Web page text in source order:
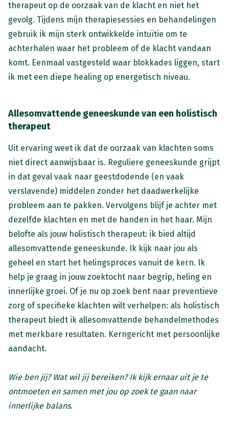
therapeut op de oorzaak van de klacht en niet het
gevolg. Tijdens mijn therapiesessies en behandelingen
gebruik ik mijn sterk ontwikkelde intuïtie om te
achterhalen waar het probleem of de klacht vandaan
komt. Eenmaal vastgesteld waar blokkades liggen, start
ik met een diepe healing op energetisch niveau.
Allesomvattende geneeskunde van een holistisch
therapeut
Uit ervaring weet ik dat de oorzaak van klachten soms
niet direct aanwijsbaar is. Reguliere geneeskunde grijpt
in dat geval vaak naar geestdodende (en vaak
verslavende) middelen zonder het daadwerkelijke
probleem aan te pakken. Vervolgens blijf je achter met
dezelfde klachten en met de handen in het haar. Mijn
belofte als jouw holistisch therapeut: ik bied altijd
allesomvattende geneeskunde. Ik kijk naar jou als
geheel en start het helingsproces vanuit de kern. Ik
help je graag in jouw zoektocht naar begrip, heling en
innerlijke groei. Of je nu op zoek bent naar preventieve
zorg of specifieke klachten wilt verhelpen: als holistisch
therapeut biedt ik allesomvattende behandelmethodes
met merkbare resultaten. Kerngericht met persoonlijke
aandacht.
Wie ben jij? Wat wil jij bereiken? Ik kijk ernaar uit je te
ontmoeten en samen met jou op zoek te gaan naar
innerlijke balans.